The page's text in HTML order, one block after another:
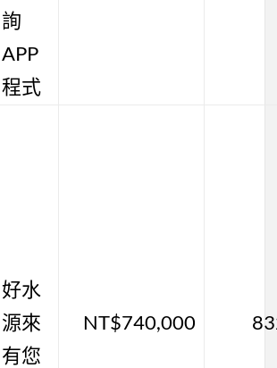
詢
APP
程式
好水
源來
有您
NT$740,000